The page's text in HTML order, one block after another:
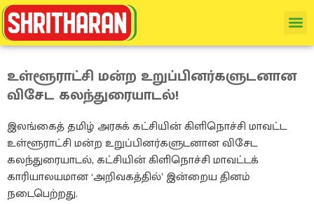
உள்ளூராட்சி மன்ற உறுப்பினர்களுடனான
விசேட கலந்துரையாடல்!
இலங்கைத் தமிழ் அரசுக் கட்சியின் கிளிநொச்சி மாவட்ட
உள்ளூராட்சி மன்ற உறுப்பினர்களுடனான விசேட
கலந்துரையாடல், கட்சியின் கிளிநொச்சி மாவட்டக்
காரியாலயமான ‘அறிவகத்தில்’ இன்றைய தினம்
நடைபெற்றது.